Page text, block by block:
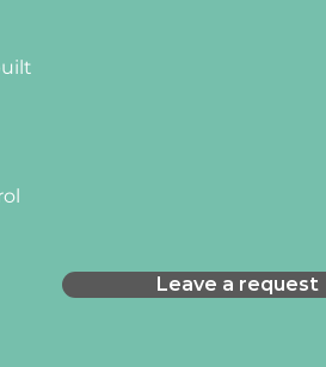
вставками,
товщиною 1,0 мм. Дані
декоративне
наконечники, які
Leave a request